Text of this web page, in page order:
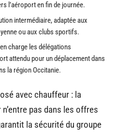
l’aéroport en fin de journée.
intermédiaire, adaptée aux
ou aux clubs sportifs.
charge les délégations
attendu pour un déplacement dans
la région Occitanie.
avec chauffeur : la
pas dans les offres
la sécurité du groupe